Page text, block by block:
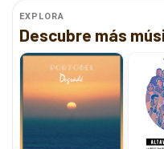
EXPLORA
Descubre más